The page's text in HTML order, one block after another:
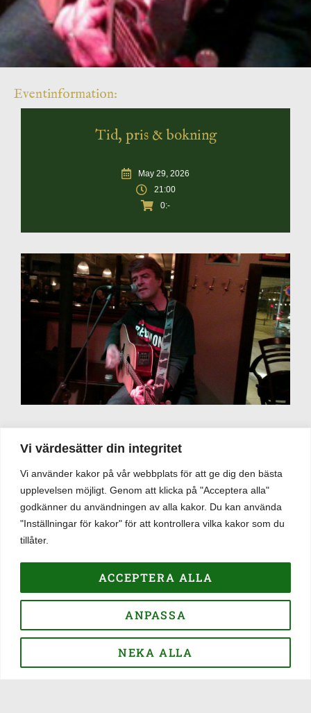
Vi värdesätter din integritet
Vi använder kakor på vår webbplats för att ge dig den bästa
upplevelsen möjligt. Genom att klicka på "Acceptera alla"
godkänner du användningen av alla kakor. Du kan använda
"Inställningar för kakor" för att kontrollera vilka kakor som du
tillåter.
ANPASSA
NEKA ALLA
ACCEPTERA ALLA
Eventinformation:
Tid, pris & bokning
May 29, 2026
21:00
0:-
Black Sheep Arms är en traditionell brittisk pub belägen i
hjärtat av Visby innerstad. Hos oss kan ni avnjuta brittisk
pub mat lagad från grunden. Vi är kända för vår Fish &
Chips och även för våra hamburgare gjorda på gotländskt
sägs om lokal öl från någon av öns mikrobryggerier, eller
atmosfär som får så många gäster att komma åter och åter